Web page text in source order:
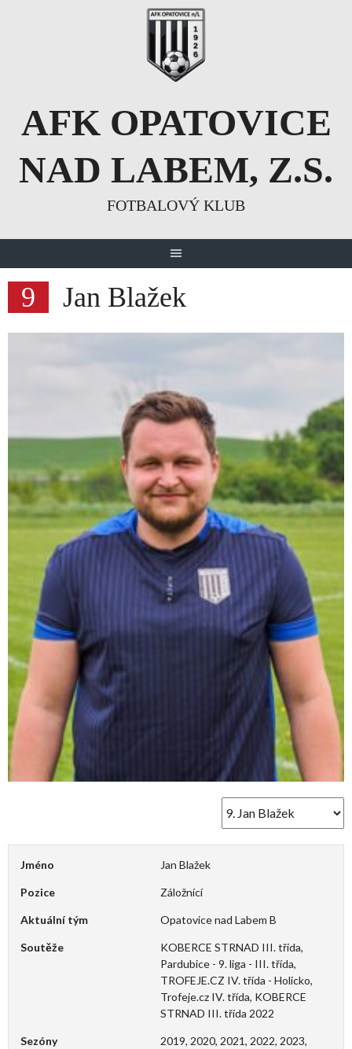
AFK OPATOVICE
NAD LABEM, Z.S.
FOTBALOVÝ KLUB
9 Jan Blažek
Jméno Jan Blažek
Pozice Záložnící
Aktuální tým Opatovice nad Labem B
Soutěže
KOBERCE STRNAD III. třída,
Pardubice - 9. liga - III. třída,
TROFEJE.CZ IV. třída - Holicko,
Trofeje.cz IV. třída, KOBERCE
STRNAD III. třída 2022
Sezóny
2019, 2020, 2021, 2022, 2023,